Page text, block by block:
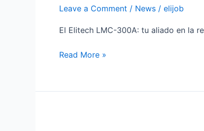
Leave a Comment / News / elijob
El Elitech LMC-300A: tu aliado en la
Host
Milano
Read More »